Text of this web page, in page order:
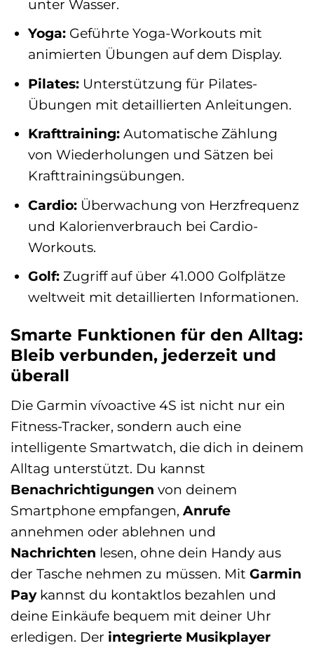
unter Wasser.
Yoga:Geführte Yoga-Workouts mit
animierten Übungen auf dem Display.
Pilates:Unterstützung für Pilates-
Übungen mit detaillierten Anleitungen.
Krafttraining:Automatische Zählung
von Wiederholungen und Sätzen bei
Krafttrainingsübungen.
Cardio:Überwachung von Herzfrequenz
und Kalorienverbrauch bei Cardio-
Workouts.
Golf:Zugriff auf über 41.000 Golfplätze
weltweit mit detaillierten Informationen.
Smarte Funktionen für den Alltag:
Bleib verbunden, jederzeit und
überall
Die Garmin vívoactive 4S ist nicht nur ein
Fitness-Tracker, sondern auch eine
intelligente Smartwatch, die dich in deinem
Alltag unterstützt. Du kannst
Benachrichtigungen von deinem
Smartphone empfangen, Anrufe
annehmen oder ablehnen und
Nachrichten lesen, ohne dein Handy aus
der Tasche nehmen zu müssen. Mit Garmin
Paykannst du kontaktlos bezahlen und
deine Einkäufe bequem mit deiner Uhr
erledigen. Der integrierte Musikplayer